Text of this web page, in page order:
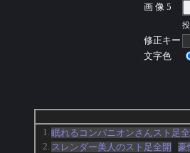
画 像 5
修正キー
文字色
1. 眠れるコンパニオンさんスト足全
2. スレンダー美人のスト足全開
豪